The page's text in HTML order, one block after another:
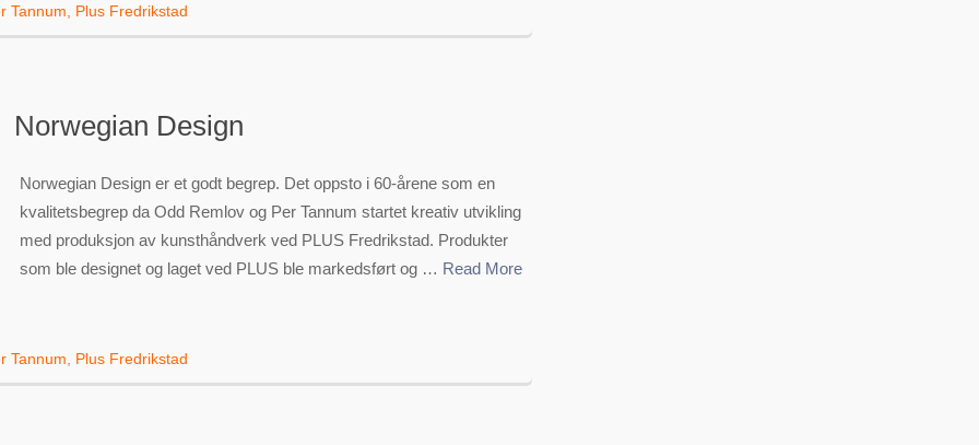
Tannum Plus Fredrikstad
Norwegian Design
Norwegian Design er et godt begrep. Det oppsto i 60-årene som en
kvalitetsbegrep da Odd Remlov og Per Tannum startet kreativ utvikling
med produksjon av kunsthåndverk ved PLUS Fredrikstad. Produkter
som ble designet og laget ved PLUS ble markedsført og … Read More
Tannum, Plus Fredrikstad